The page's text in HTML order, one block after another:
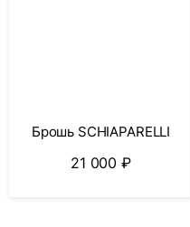
Брошь SCHIAPARELLI
21 000₽